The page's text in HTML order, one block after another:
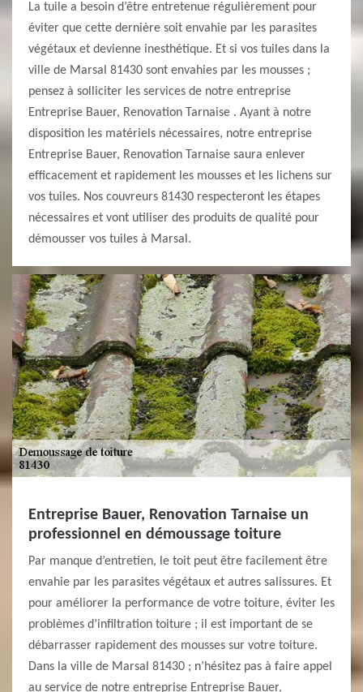
La tuile a besoin d’être entretenue régulièrement pour
éviter que cette dernière soit envahie par les parasites
végétaux et devienne inesthétique. Et si vos tuiles dans la
ville de Marsal 81430 sont envahies par les mousses ;
pensez à solliciter les services de notre entreprise
Entreprise Bauer, Renovation Tarnaise . Ayant à notre
disposition les matériels nécessaires, notre entreprise
Entreprise Bauer, Renovation Tarnaise saura enlever
efficacement et rapidement les mousses et les lichens sur
vos tuiles. Nos couvreurs 81430 respecteront les étapes
nécessaires et vont utiliser des produits de qualité pour
démousser vos tuiles à Marsal.
Entreprise Bauer, Renovation Tarnaise un
professionnel en démoussage toiture
Par manque d’entretien, le toit peut être facilement être
envahie par les parasites végétaux et autres salissures. Et
pour améliorer la performance de votre toiture, éviter les
problèmes d’infiltration toiture ; il est important de se
débarrasser rapidement des mousses sur votre toiture.
Dans la ville de Marsal 81430 ; n’hésitez pas à faire appel
au service de notre entreprise Entreprise Bauer,